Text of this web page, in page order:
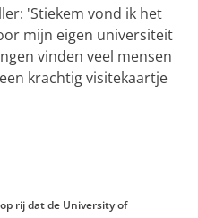
'Stiekem vond ik het
mijn eigen universiteit
vinden veel mensen
krachtig visitekaartje
rij dat de University of